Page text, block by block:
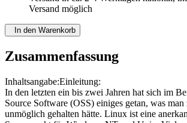
PaperbackfürUS$ 56,99
Versand möglich
In den Warenkorb
Zusammenfassung
Inhaltsangabe:Einleitung:
In den letzten ein bis zwei Jahren hat sich im